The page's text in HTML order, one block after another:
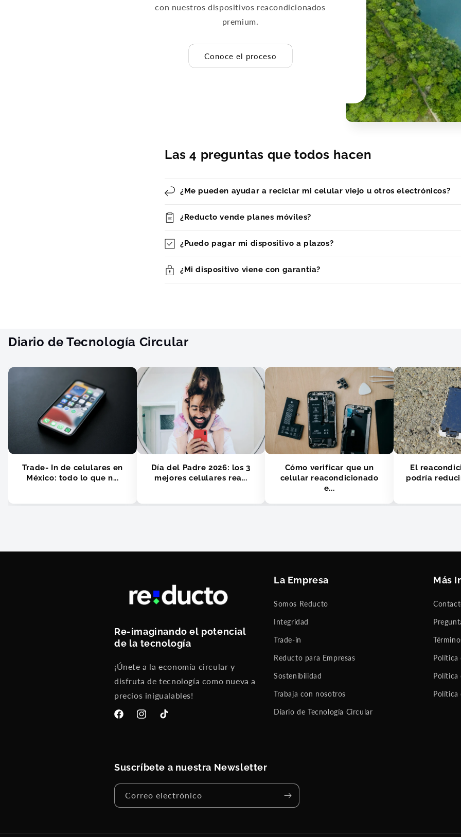
con nuestros dispositivos reacondicionados
premium.
Conoce el proceso
Las 4 preguntas que todos hacen
¿Me pueden ayudar a reciclar mi celular viejo u otros electrónicos?
¿Reducto vende planes móviles?
¿Puedo pagar mi dispositivo a plazos?
¿Mi dispositivo viene con garantía?
Diario de Tecnología Circular
Trade- In de celulares en
México: todo lo que n...
Día del Padre 2026: los 3
mejores celulares rea...
Cómo verificar que un
celular reacondicionado
e...
El
podría
Re-imaginando el potencial
de la tecnología
¡Únete a la economía circular y
disfruta de tecnología como nueva a
precios inigualables!
FacebookInstagramTikTok
La Empresa
Somos Reducto
Integridad
Trade-in
Reducto para Empresas
Sostenibilidad
Trabaja con nosotros
Diario de Tecnología Circular
Más
Política
Política
Política
Suscríbete a nuestra Newsletter
Correo electrónico